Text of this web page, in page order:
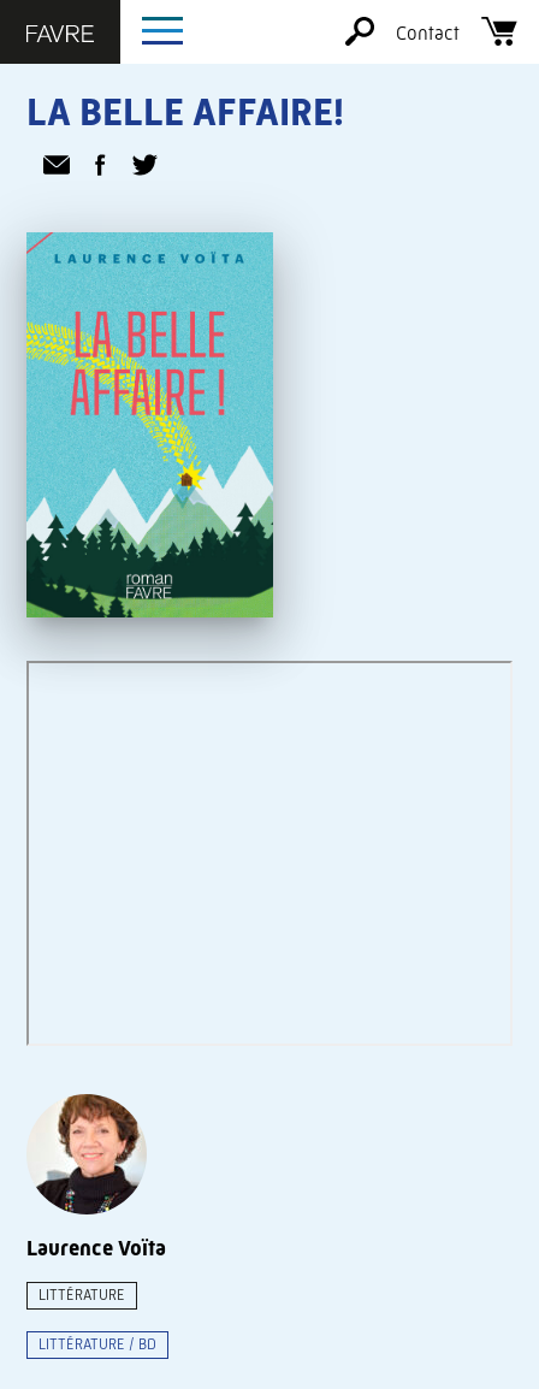
Contact
LA BELLE AFFAIRE!
Laurence Voïta
LITTÉRATURE
LITTÉRATURE / BD